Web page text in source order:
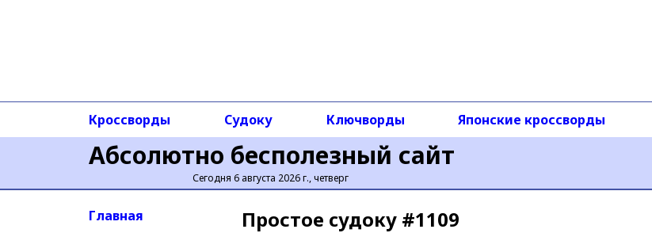
Абсолютно бесполезный сайт
Сегодня 6 августа 2026 г., четверг
Кроссворды Судоку Ключворды Японские кроссворды
Главная
Простое cудоку #1109